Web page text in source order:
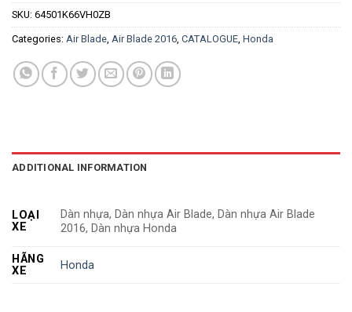
SKU: 64501K66VH0ZB
Categories: Air Blade, Air Blade 2016, CATALOGUE, Honda
ADDITIONAL INFORMATION
LOẠI
XE
Dàn nhựa, Dàn nhựa Air Blade, Dàn nhựa Air Blade
2016, Dàn nhựa Honda
HÃNG
XE
Honda